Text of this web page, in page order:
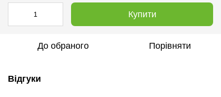
Купити
До обраного Порівняти
Відгуки